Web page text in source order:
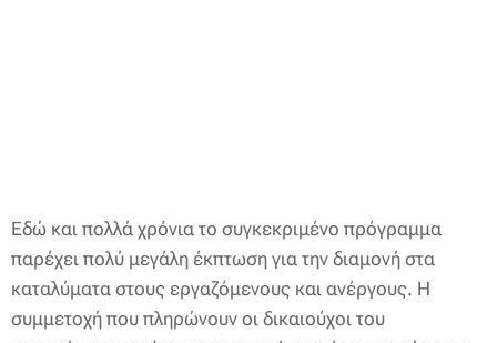
Εδώ και πολλά χρόνια το συγκεκριμένο πρόγραμμα
παρέχει πολύ μεγάλη έκπτωση για την διαμονή στα
καταλύματα στους εργαζόμενους και ανέργους. Η
συμμετοχή που πληρώνουν οι δικαιούχοι του